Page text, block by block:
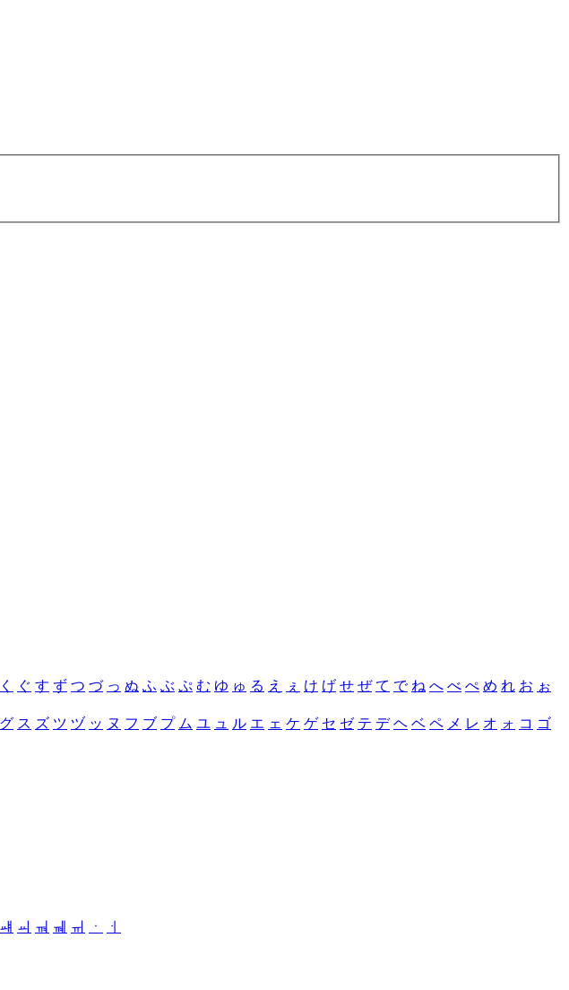
く ぐ す ず つ づ っ ぬ ふ ぶ ぷ む ゆ ゅ る え ぇ け げ せ ぜ て で ね へ べ ぺ め れ お ぉ
グ ス ズ ツ ヅ ッ ヌ フ ブ プ ム ユ ュ ル エ ェ ケ ゲ セ ゼ テ デ ヘ ベ ペ メ レ オ ォ コ ゴ
ㆈ ㆉ ㆊ ㆋ ㆌ ㆍ
ㆎ